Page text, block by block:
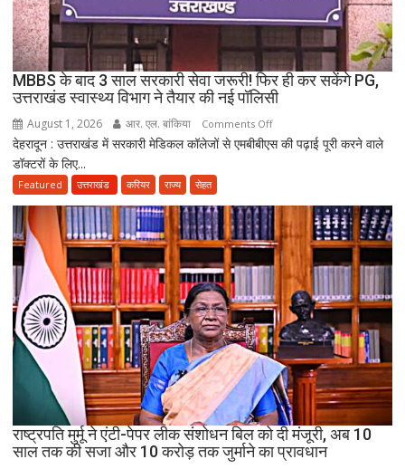
की
दर्दनाक
मौत,
दो
अब
भी
लापता
MBBS के बाद 3 साल सरकारी सेवा जरूरी! फिर ही कर सकेंगे PG,
उत्तराखंड स्वास्थ्य विभाग ने तैयार की नई पॉलिसी
August 1, 2026 आर. एल. बांकिया Comments Offon
MBBS
साल
सरकारी
सेवा
जरूरी!
फिर
ही
कर
सकेंगे
PG,
उत्तराखंड
स्वास्थ्य
विभाग
ने
देहरादून : उत्तराखंड में सरकारी मेडिकल कॉलेजों से एमबीबीएस की पढ़ाई पूरी करने वाले
डॉक्टरों के लिए...
Featured उत्तराखंड करियर राज्य सेहत
राष्ट्रपति मुर्मू ने एंटी-पेपर लीक संशोधन बिल को दी मंजूरी, अब 10
साल तक की सजा और 10 करोड़ तक जुर्माने का प्रावधान